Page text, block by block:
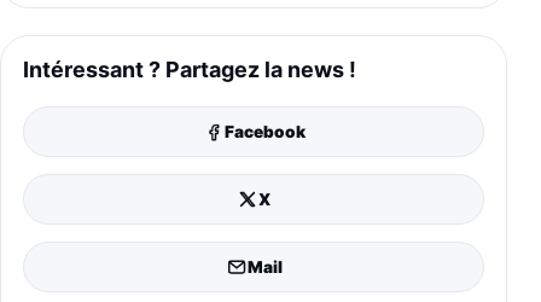
Intéressant ? Partagez la news !
Facebook
X
Mail